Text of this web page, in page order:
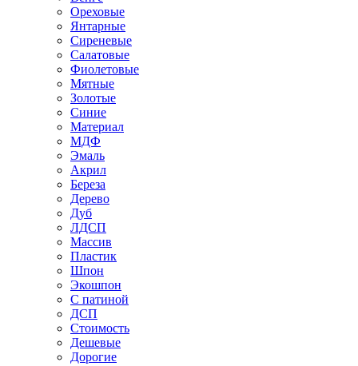
Ореховые
Янтарные
Сиреневые
Салатовые
Фиолетовые
Мятные
Золотые
Синие
Материал
МДФ
Эмаль
Акрил
Береза
Дерево
Дуб
ЛДСП
Массив
Пластик
Шпон
Экошпон
С патиной
ДСП
Стоимость
Дешевые
Дорогие